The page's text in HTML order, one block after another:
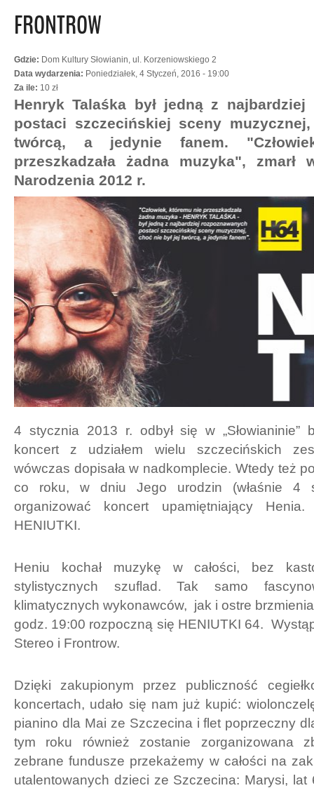
FRONTROW
Gdzie: Dom Kultury Słowianin, ul. Korzeniowskiego 2
Data wydarzenia: Poniedziałek, 4 Styczeń, 2016 - 19:00
Za ile: 10 zł
Henryk Talaśka był jedną z najbardziej
postaci szczecińskiej sceny
twórcą, a jedynie fanem.
przeszkadzała żadna muzyka", zmarł
Narodzenia 2012 r.
4 stycznia 2013 r. odbył się w „Słowianinie”
koncert z udziałem wielu szczecińskich
wówczas dopisała w nadkomplecie. Wtedy też
co roku, w dniu Jego urodzin (właśnie 4
organizować koncert upamiętniający
HENIUTKI.
Heniu kochał muzykę w całości, bez
stylistycznych szuflad. Tak samo
klimatycznych wykonawców, jak i ostre
godz. 19:00 rozpoczną się HENIUTKI 64.
Stereo i Frontrow.
Dzięki zakupionym przez publiczność
koncertach, udało się nam już kupić:
pianino dla Mai ze Szczecina i flet poprzeczny
tym roku również zostanie zorganizowana
zebrane fundusze przekażemy w całości na
utalentowanych dzieci ze Szczecina: Marysi,